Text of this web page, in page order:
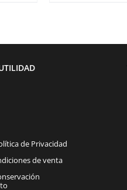
de Privacidad
de venta